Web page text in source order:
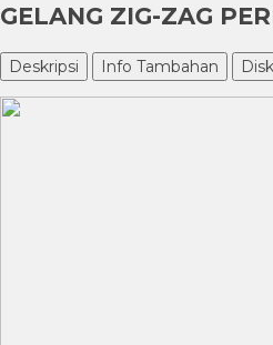
GELANG ZIG-ZAG
Deskripsi Info Tambahan